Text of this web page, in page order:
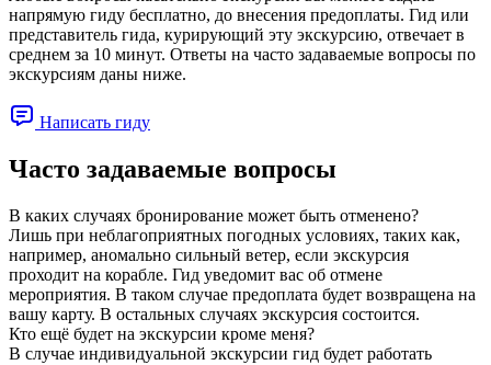
напрямую гиду бесплатно, до внесения предоплаты. Гид или
представитель гида, курирующий эту экскурсию, отвечает в
среднем за 10 минут. Ответы на часто задаваемые вопросы по
экскурсиям даны ниже.
Написать гиду
Часто задаваемые вопросы
В каких случаях бронирование может быть отменено?
Лишь при неблагоприятных погодных условиях, таких как,
например, аномально сильный ветер, если экскурсия
проходит на корабле. Гид уведомит вас об отмене
мероприятия. В таком случае предоплата будет возвращена на
вашу карту. В остальных случаях экскурсия состоится.
Кто ещё будет на экскурсии кроме меня?
В случае индивидуальной экскурсии гид будет работать